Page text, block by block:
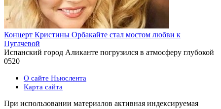
Концерт Кристины Орбакайте стал мостом любви к
Пугачевой
Испанский город Аликанте погрузился в атмосферу глубокой
0520
О сайте Ньюслента
Карта сайта
При использовании материалов активная индексируемая